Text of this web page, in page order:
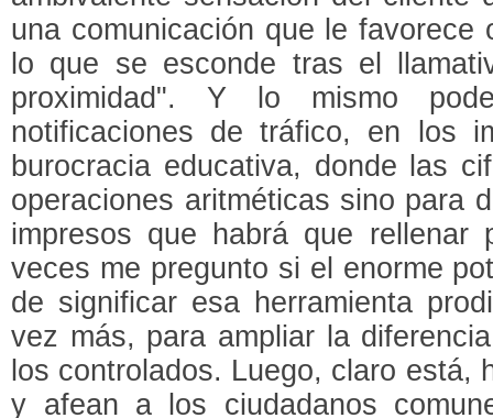
una comunicación que le
lo que se esconde tras el
proximidad". Y lo mismo
notificaciones de tráfico, en los
burocracia educativa, donde las
operaciones aritméticas sino para
impresos que habrá que rellenar
veces me pregunto si el enorme
de significar esa herramienta
vez más, para ampliar la
los controlados. Luego, claro está,
y afean a los ciudadanos